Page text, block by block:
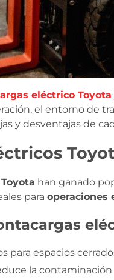
eléctrico Toyota
el entorno de
y desventajas de
han ganado
para operaciones
para espacios
la